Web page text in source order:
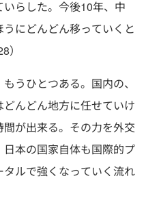
らした。今後10年、中
にどんどん移っていくと
うひとつある。国内の、
んどん地方に任せていけ
が出来る。その力を外交
本の国家自体も国際的プ
ルで強くなっていく流れ